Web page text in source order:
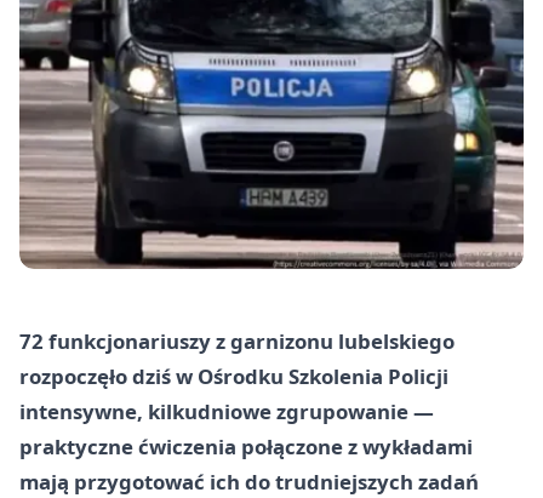
72 funkcjonariuszy z garnizonu lubelskiego
rozpoczęło dziś w Ośrodku Szkolenia Policji
intensywne, kilkudniowe zgrupowanie —
praktyczne ćwiczenia połączone z wykładami
mają przygotować ich do trudniejszych zadań